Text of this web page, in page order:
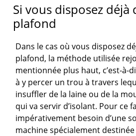
Si vous disposez déjà
plafond
Dans le cas où vous disposez
plafond, la méthode utilisée
mentionnée plus haut, c’est-à-
à y percer un trou à travers
insuffler de la laine ou de la
qui va servir d’isolant. Pour ce
impérativement besoin d’une
machine spécialement